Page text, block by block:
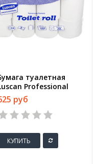
туалетная
Professional
слойная белая, 24
уп.
руб
КУПИТЬ